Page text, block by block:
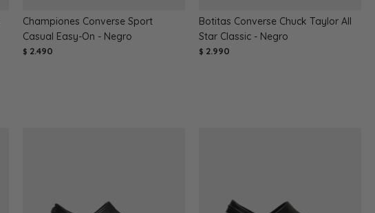
Championes Converse Sport
Casual Easy-On - Negro
$ 2.490
Botitas Converse Chuck Taylor All
Star Classic - Negro
$ 2.990